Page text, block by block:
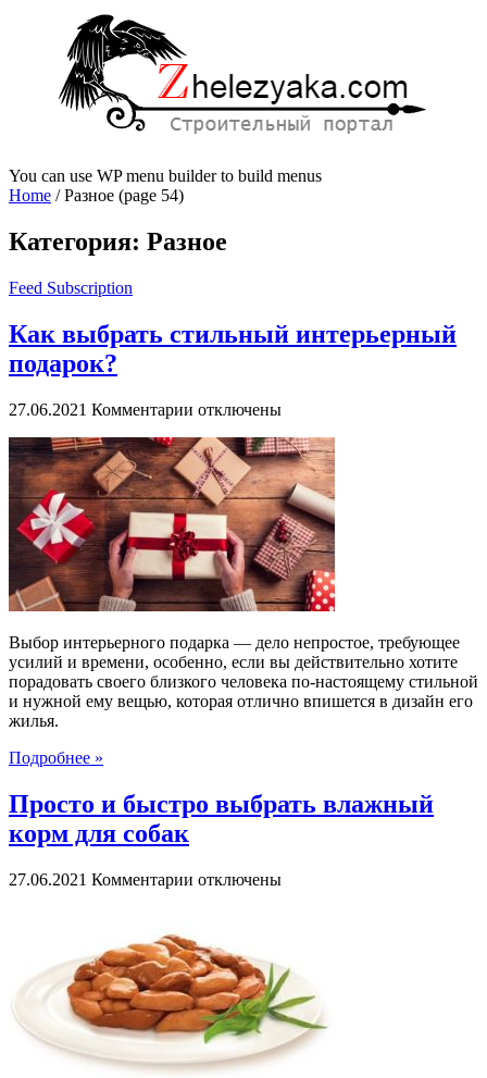
You can use WP menu builder to build menus
Home /Разное (page 54)
Категория: Разное
Feed Subscription
Как выбрать стильный интерьерный
подарок?
27.06.2021 Комментарии к
Как
выбрать
стильный
интерьерный
подарок?
отключены
Выбор интерьерного подарка — дело непростое, требующее
усилий и времени, особенно, если вы действительно хотите
порадовать своего близкого человека по-настоящему стильной
и нужной ему вещью, которая отлично впишется в дизайн его
жилья.
Подробнее »
Просто и быстро выбрать влажный
корм для собак
27.06.2021 Комментарии к
и
быстро
выбрать
влажный
корм
для
собак
отключены